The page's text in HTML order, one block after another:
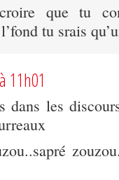
que tu
tu srais
11h01
dans les